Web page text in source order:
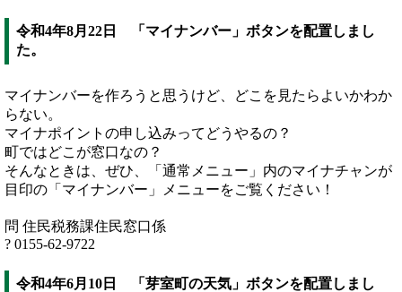
令和4年8月22日 「マイナンバー」ボタンを配置しまし
た。
マイナンバーを作ろうと思うけど、どこを見たらよいかわか
らない。
マイナポイントの申し込みってどうやるの？
町ではどこが窓口なの？
そんなときは、ぜひ、「通常メニュー」内のマイナチャンが
目印の「マイナンバー」メニューをご覧ください！
問 住民税務課住民窓口係
? 0155-62-9722
令和4年6月10日 「芽室町の天気」ボタンを配置しまし